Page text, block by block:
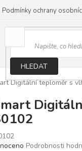
Podmínky ochrany
HLEDAT
Digitální teploměr s
Podrobnosti